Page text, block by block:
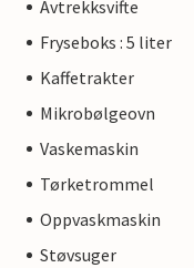
Avtrekksvifte
Fryseboks : 5 liter
Kaffetrakter
Mikrobølgeovn
Vaskemaskin
Tørketrommel
Oppvaskmaskin
Støvsuger